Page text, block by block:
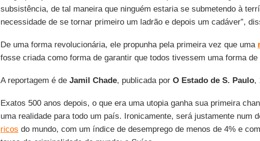
subsistência, de tal maneira que ninguém estaria se submetendo à
necessidade de se tornar primeiro um ladrão e depois um cadáver”,
De uma forma revolucionária, ele propunha pela primeira vez que uma
fosse criada como forma de garantir que todos tivessem uma forma de
A reportagem é de Jamil Chade, publicada porO Estado de S. Paulo,
Exatos 500 anos depois, o que era uma utopia ganha sua primeira
uma realidade para todo um país. Ironicamente, será justamente num
ricos do mundo, com um índice de desemprego de menos de 4% e